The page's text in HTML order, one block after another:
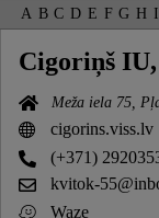
A B C D E F G H I
Cigoriņš
Meža iela 75,
cigorins.viss.lv
(+371)
kvitok-
Waze